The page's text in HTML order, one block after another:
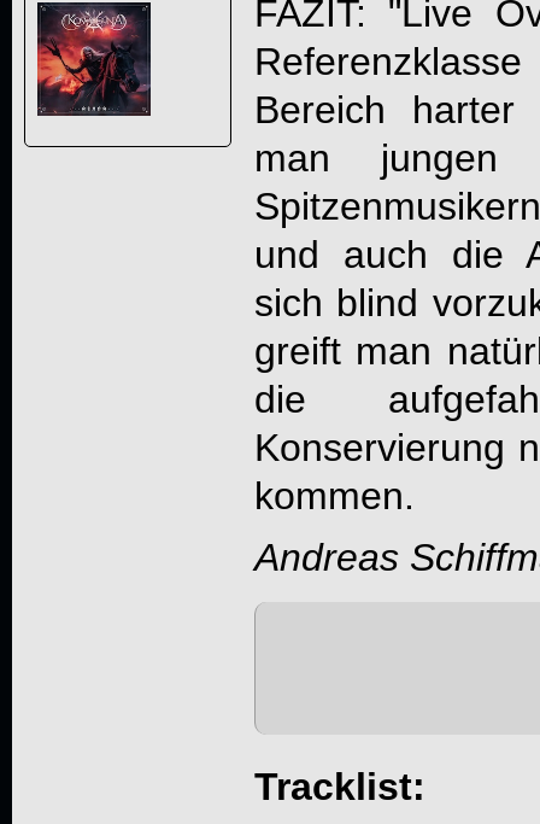
FAZIT: "Live
Bereich harter
man jungen
und auch die
sich blind
greift man
die
Konservierung
kommen.
Andreas
Tracklist: